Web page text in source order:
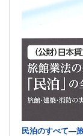
民泊のすべて―